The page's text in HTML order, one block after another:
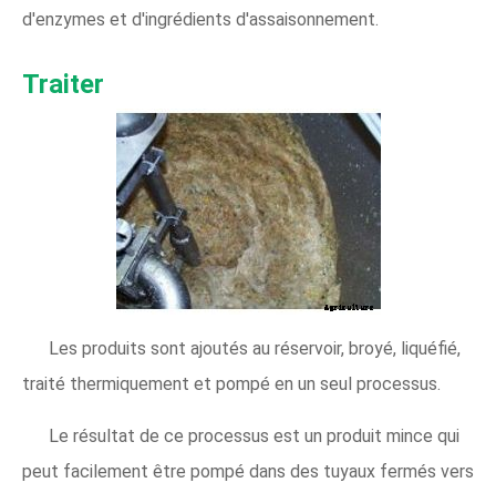
d'enzymes et d'ingrédients d'assaisonnement.
Traiter
Les produits sont ajoutés au réservoir, broyé, liquéfié,
traité thermiquement et pompé en un seul processus.
Le résultat de ce processus est un produit mince qui
peut facilement être pompé dans des tuyaux fermés vers